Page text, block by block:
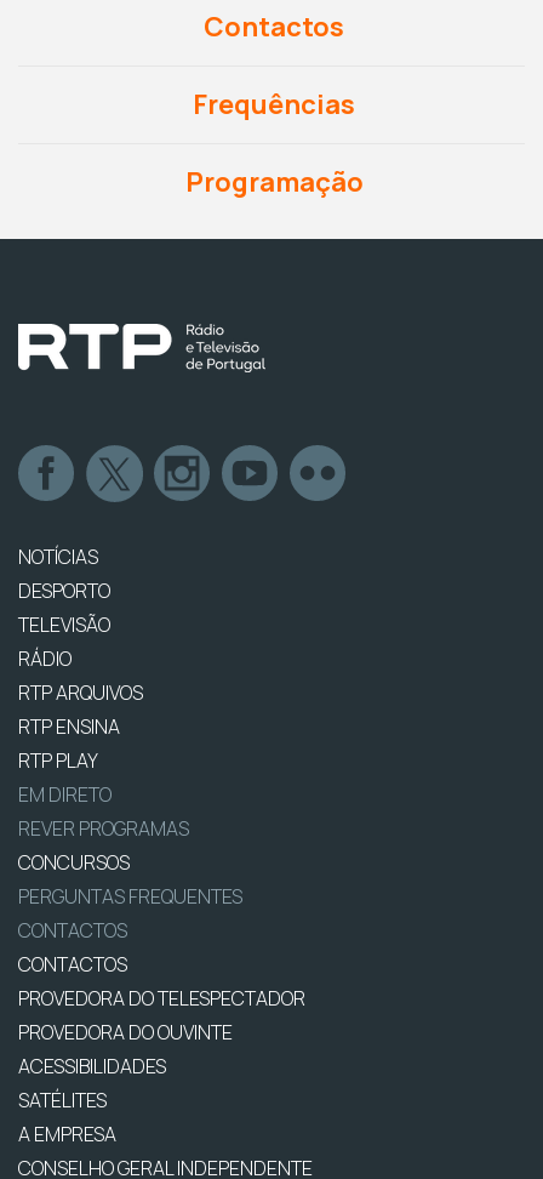
Contactos
Frequências
Programação
NOTÍCIAS
DESPORTO
TELEVISÃO
RÁDIO
RTP ARQUIVOS
RTP ENSINA
RTP PLAY
EM DIRETO
REVER PROGRAMAS
CONCURSOS
PERGUNTAS FREQUENTES
CONTACTOS
CONTACTOS
PROVEDORA DO TELESPECTADOR
PROVEDORA DO OUVINTE
ACESSIBILIDADES
SATÉLITES
A EMPRESA
CONSELHO GERAL INDEPENDENTE